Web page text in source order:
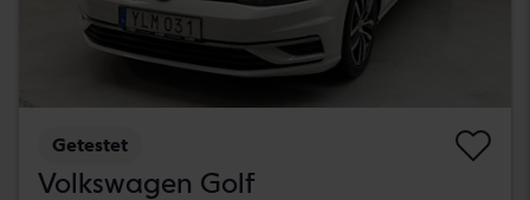
Getestet
Volkswagen Golf